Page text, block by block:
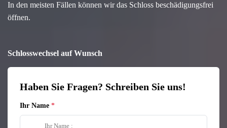
In den meisten Fällen können wir das Schloss beschädigungsfrei
öffnen.
Schlosswechsel auf Wunsch
Haben Sie Fragen? Schreiben Sie uns!
Ihr Name